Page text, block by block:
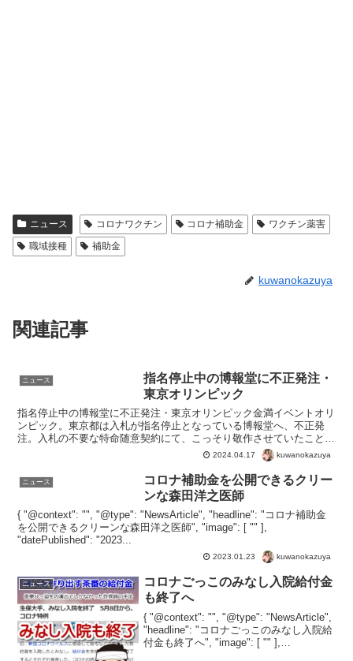
ニュース コロナワクチン コロナ補助金
ワクチン薬害
職域接種
補助金
kuwanokazuya
関連記事
ニュース
指名停止中の博報堂に不正発注・
東京オリンピック
指名停止中の博報堂に不正発注・東京オリンピック金満イベントオリ
ンピック。東京都は入札が指名停止となっている博報堂へ、不正発
注。入札の不要な特命随意契約にて、こっそり敬作させていたことが
発覚。博報堂が指名停止になっていたのは、東京五輪・パラリ...
2024.04.17 kuwanokazuya
ニュース
コロナ補助金を公開できるクリー
ンな森田洋之医師
{ "@context": "", "@type": "NewsArticle", "headline": "コロナ補助金
を公開できるクリーンな森田洋之医師", "image": [ "" ],
"datePublished": "2023...
2023.01.23 kuwanokazuya
ニュース
コロナごっこのみなし入院給付金
も終了へ
{ "@context": "", "@type": "NewsArticle",
"headline": "コロナごっこのみなし入院給
付金も終了へ", "image": [ "" ],